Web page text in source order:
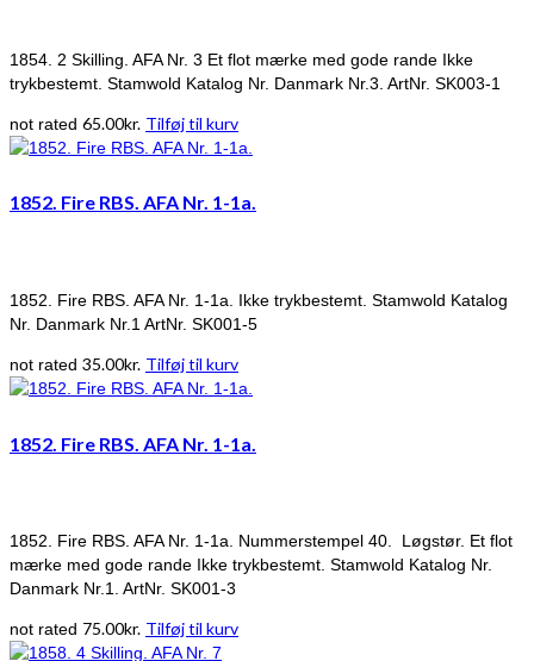
1854. 2 Skilling. AFA Nr. 3 Et flot mærke med gode rande Ikke
trykbestemt. Stamwold Katalog Nr. Danmark Nr.3. ArtNr. SK003-1
not rated 65.00kr. Tilføj til kurv
1852. Fire RBS. AFA Nr. 1-1a.
1852. Fire RBS. AFA Nr. 1-1a. Ikke trykbestemt. Stamwold Katalog
Nr. Danmark Nr.1 ArtNr. SK001-5
not rated 35.00kr. Tilføj til kurv
1852. Fire RBS. AFA Nr. 1-1a.
1852. Fire RBS. AFA Nr. 1-1a. Nummerstempel 40. Løgstør. Et flot
mærke med gode rande Ikke trykbestemt. Stamwold Katalog Nr.
Danmark Nr.1. ArtNr. SK001-3
not rated 75.00kr. Tilføj til kurv